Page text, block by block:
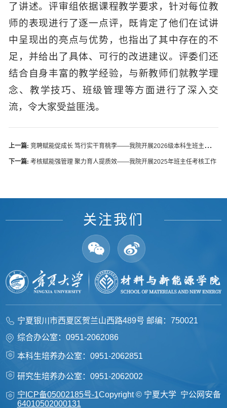
了讲述。评审组依据课程教学要求，针对每位教
师的表现进行了逐一点评，既肯定了他们在试讲
中呈现出的亮点与优势，也指出了其中存在的不
足，并给出了具体、可行的改进建议。评委们还
结合自身丰富的教学经验，与新教师们就教学理
念、教学技巧、班级管理等方面进行了深入交
流，令大家受益匪浅。
上一篇:竞聘赋能促成长 笃行实干育桃李——我院开展2026级本科生班主任竞聘评审会
下一篇:考核赋能强管理 聚力育人提质效——我院开展2025年班主任考核工作
宁夏银川市西夏区贺兰山西路489号 邮编：750021
综合办公室：0951-2062086
本科生培养办公室：0951-2062851
研究生培养办公室：0951-2062002
宁ICP备05002185号-1Copyright © 宁夏大学 宁公网安备
64010502000131
关注我们